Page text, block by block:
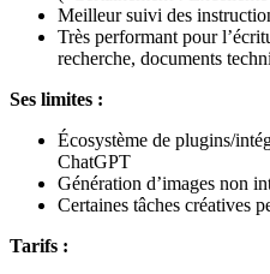
Meilleur suivi des
Très performant pour
recherche, documents
Ses limites :
Écosystème de plugins/
ChatGPT
Génération d’images non
Certaines tâches créatives
Tarifs :